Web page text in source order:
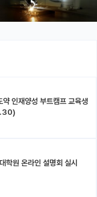
인재양성 부트캠프 교육생
원 온라인 설명회 실시